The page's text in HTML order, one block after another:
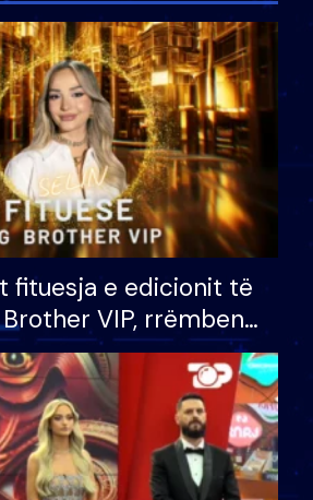
fituesja e edicionit të
VIP, rrëmben
prej 100 mijë eurosh